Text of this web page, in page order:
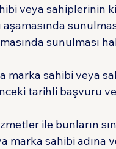
veya sahiplerinin
sunulması
marka sahibi veya
tarihli başvuru
ile bunların
sahibi adına